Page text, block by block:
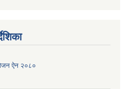
ऐन २०८०